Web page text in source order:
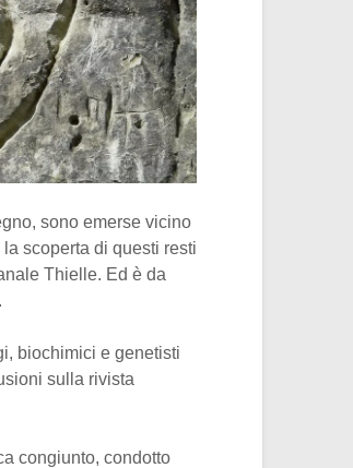
sono emerse vicino
la scoperta di questi resti
Thielle. Ed è da
.
biochimici e genetisti
sulla rivista
congiunto, condotto